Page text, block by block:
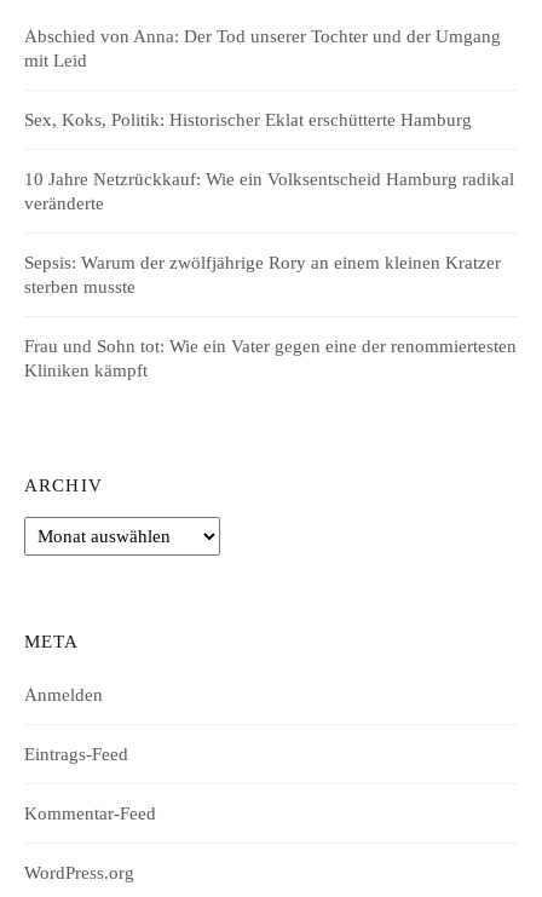
Abschied von Anna: Der Tod unserer Tochter und der Umgang
mit Leid
Sex, Koks, Politik: Historischer Eklat erschütterte Hamburg
10 Jahre Netzrückkauf: Wie ein Volksentscheid Hamburg radikal
veränderte
Sepsis: Warum der zwölfjährige Rory an einem kleinen Kratzer
sterben musste
Frau und Sohn tot: Wie ein Vater gegen eine der renommiertesten
Kliniken kämpft
ARCHIV
Archiv
META
Anmelden
Eintrags-Feed
Kommentar-Feed
WordPress.org